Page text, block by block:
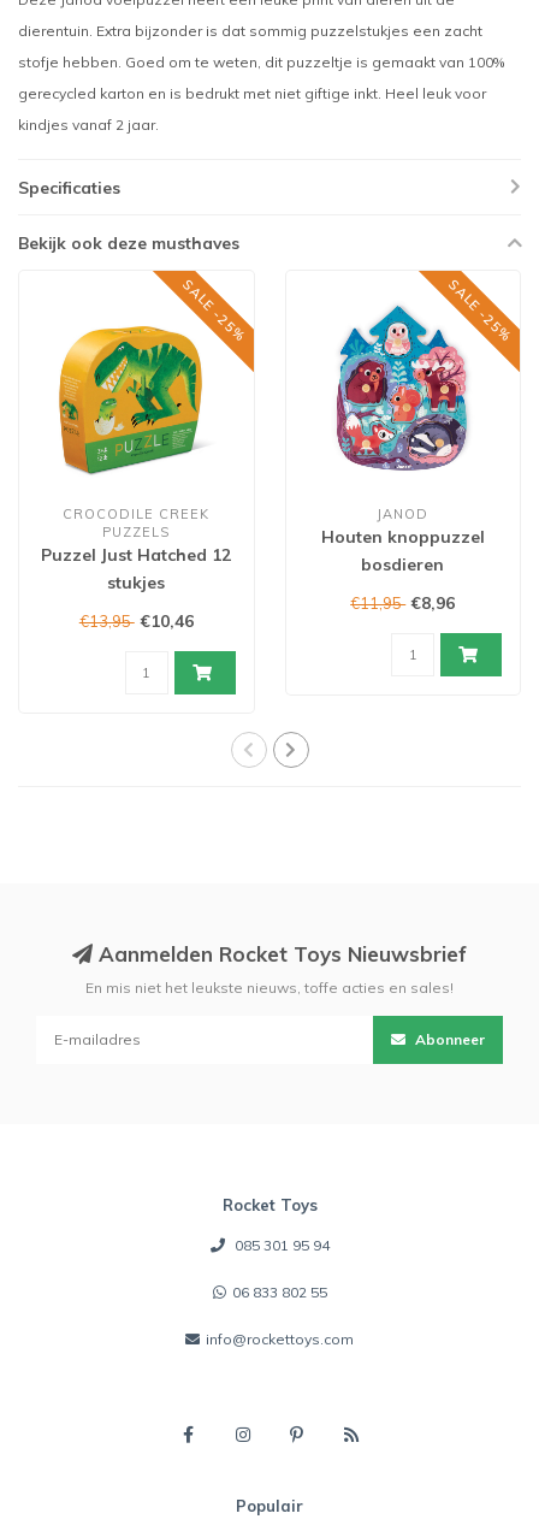
dierentuin. Extra bijzonder is dat sommig puzzelstukjes een zacht
stofje hebben. Goed om te weten, dit puzzeltje is gemaakt van 100%
gerecycled karton en is bedrukt met niet giftige inkt. Heel leuk voor
kindjes vanaf 2 jaar.
Specificaties
Bekijk ook deze musthaves
SALE -25%
CROCODILE CREEK
PUZZELS
Puzzel Just Hatched 12
stukjes
€13,95 €10,46
SALE -25%
JANOD
Houten knoppuzzel
bosdieren
€11,95 €8,96
Aanmelden Rocket Toys Nieuwsbrief
En mis niet het leukste nieuws, toffe acties en sales!
Abonneer
Rocket Toys
085 301 95 94
06 833 802 55
info@rockettoys.com
Populair